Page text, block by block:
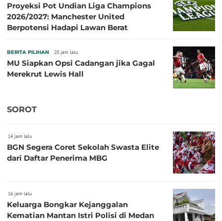
Proyeksi Pot Undian Liga Champions
2026/2027: Manchester United
Berpotensi Hadapi Lawan Berat
BERITA PILIHAN 20 jam lalu
MU Siapkan Opsi Cadangan jika Gagal
Merekrut Lewis Hall
SOROT
14 jam lalu
BGN Segera Coret Sekolah Swasta Elite
dari Daftar Penerima MBG
16 jam lalu
Keluarga Bongkar Kejanggalan
Kematian Mantan Istri Polisi di Medan